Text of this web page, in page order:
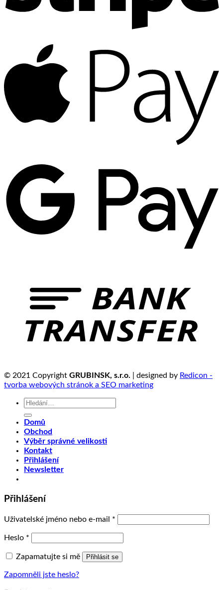
© 2021 Copyright GRUBINSK, s.r.o. | designed by Redicon -
tvorba webových stránok a SEO marketing
Hledat:
Domů
Obchod
Výběr správné velikosti
Kontakt
Přihlášení
Newsletter
Přihlášení
Uživatelské jméno nebo e-mail *
Heslo *
Zapamatujte si mě Přihlásit se
Zapomněli jste heslo?